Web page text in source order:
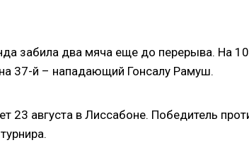
забила два мяча еще до перерыва. На
37-й – нападающий Гонсалу Рамуш.
23 августа в Лиссабоне. Победитель